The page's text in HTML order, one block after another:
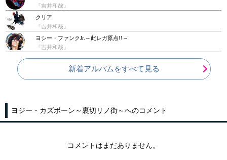
『吉井和哉』
クリア
『吉井和哉』
ヨシー・ファンクJr.～此レガ原点!!～
『吉井和哉』
新着アルバムをすべて見る
ヨジー・カズボーン～裏切リノ街～へのコメント
コメントはまだありません。